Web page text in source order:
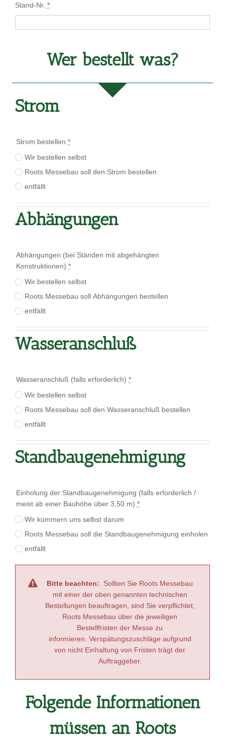
Stand-Nr. *
Wer bestellt was?
Strom
Strom bestellen *
Wir bestellen selbst
Roots Messebau soll den Strom bestellen
entfällt
Abhängungen
Abhängungen (bei Ständen mit abgehängten
Konstruktionen) *
Wir bestellen selbst
Roots Messebau soll Abhängungen bestellen
entfällt
Wasseranschluß
Wasseranschluß (falls erforderlich) *
Wir bestellen selbst
Roots Messebau soll den Wasseranschluß bestellen
entfällt
Standbaugenehmigung
Einholung der Standbaugenehmigung (falls erforderlich /
meist ab einer Bauhöhe über 3,50 m) *
Wir kümmern uns selbst darum
Roots Messebau soll die Standbaugenehmigung einholen
entfällt
Bitte beachten:
Sollten Sie Roots Messebau
mit einer der oben genannten technischen
Bestellungen beauftragen, sind Sie verpflichtet,
Roots Messebau über die jeweiligen
Bestellfristen der Messe zu
informieren. Verspätungszuschläge aufgrund
von nicht Einhaltung von Fristen trägt der
Auftraggeber.
Folgende Informationen
müssen an Roots